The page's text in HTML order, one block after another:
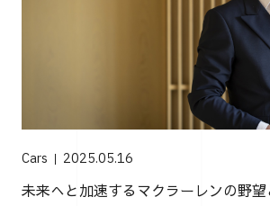
Cars 2025.05.16
未来へと加速するマクラーレンの野